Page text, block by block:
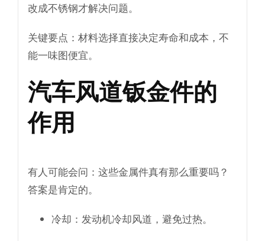
改成不锈钢才解决问题。
关键要点：材料选择直接决定寿命和成本，不
能一味图便宜。
汽车风道钣金件的
作用
有人可能会问：这些金属件真有那么重要吗？
答案是肯定的。
冷却 ：发动机冷却风道，避免过热。